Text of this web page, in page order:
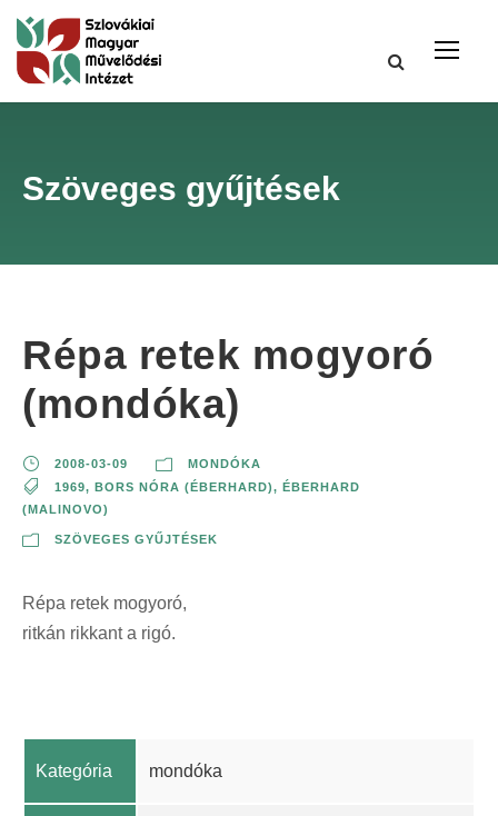
Szöveges gyűjtések
Répa retek mogyoró
(mondóka)
2008-03-09
MONDÓKA
1969, BORS NÓRA (ÉBERHARD), ÉBERHARD
(MALINOVO)
SZÖVEGES GYŰJTÉSEK
Répa retek mogyoró,
ritkán rikkant a rigó.
Kategória mondóka